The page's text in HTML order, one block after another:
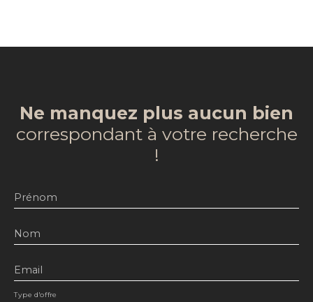
Ne manquez plus aucun bien
correspondant à votre recherche
!
Prénom
Nom
Email
Type d'offre